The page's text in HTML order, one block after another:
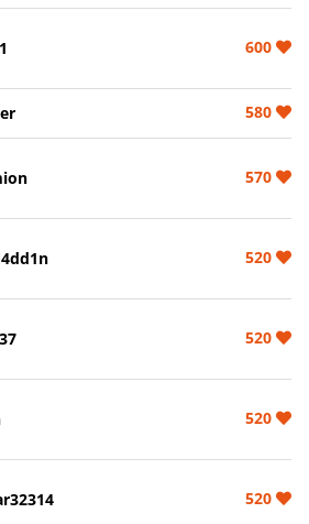
600
580
570
520
520
520
520